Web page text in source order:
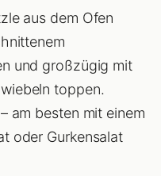
aus dem Ofen
und großzügig mit
toppen.
am besten mit einem
oder Gurkensalat